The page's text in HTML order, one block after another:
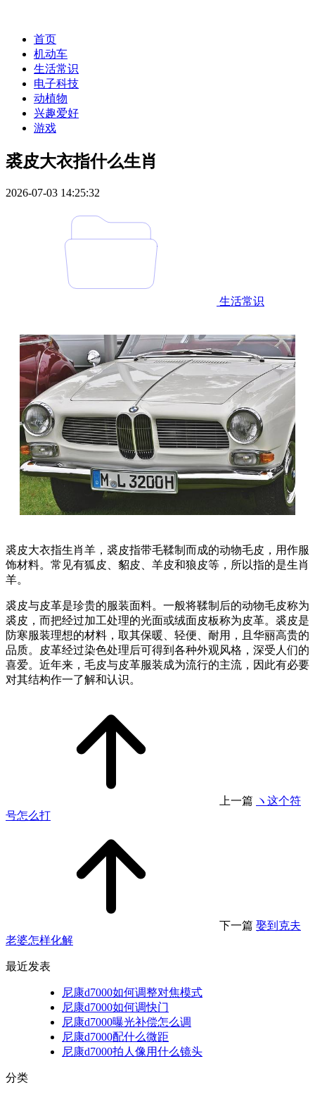
首页
机动车
生活常识
电子科技
动植物
兴趣爱好
游戏
裘皮大衣指什么生肖
2026-07-03 14:25:32
生活常识
裘皮大衣指生肖羊，裘皮指带毛鞣制而成的动物毛皮，用作服
饰材料。常见有狐皮、貂皮、羊皮和狼皮等，所以指的是生肖
羊。
裘皮与皮革是珍贵的服装面料。一般将鞣制后的动物毛皮称为
裘皮，而把经过加工处理的光面或绒面皮板称为皮革。裘皮是
防寒服装理想的材料，取其保暖、轻便、耐用，且华丽高贵的
品质。皮革经过染色处理后可得到各种外观风格，深受人们的
喜爱。近年来，毛皮与皮革服装成为流行的主流，因此有必要
对其结构作一了解和认识。
上一篇 ヽ这个符
号怎么打
下一篇 娶到克夫
老婆怎样化解
最近发表
尼康d7000如何调整对焦模式
尼康d7000如何调快门
尼康d7000曝光补偿怎么调
尼康d7000配什么微距
尼康d7000拍人像用什么镜头
分类